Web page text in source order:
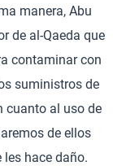
manera, Abu
de al-Qaeda que
contaminar con
suministros de
cuanto al uso de
de ellos
hace daño.